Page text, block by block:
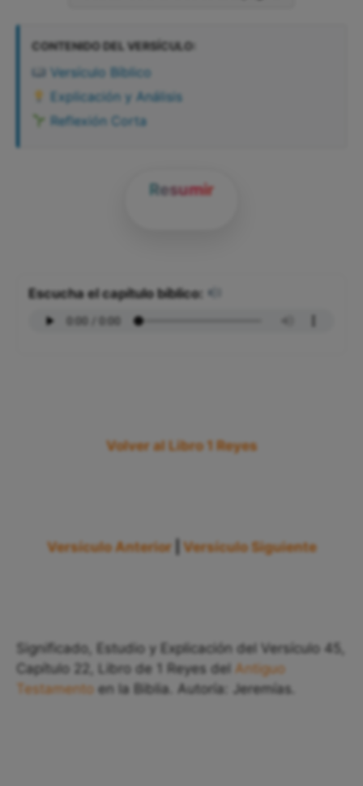
CONTENIDO DEL VERSÍCULO:
Versículo Bíblico
Explicación y Análisis
Reflexión Corta
Resumir
Escucha el capítulo bíblico:
Volver al Libro 1 Reyes
Versículo Anterior Versículo Siguiente
Significado, Estudio y Explicación del Versículo 45,
Capítulo 22, Libro de 1 Reyes del Antiguo
Testamento en la Biblia. Autoría: Jeremías.